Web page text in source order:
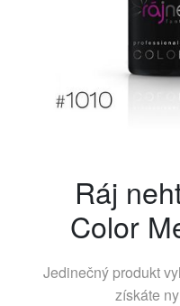
Ráj
Color
Jedinečný produkt
získáte